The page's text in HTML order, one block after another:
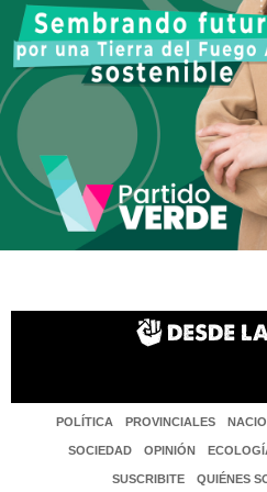
POLÍTICA PROVINCIALES
SOCIEDAD OPINIÓN
SUSCRIBITE QUIÉNES